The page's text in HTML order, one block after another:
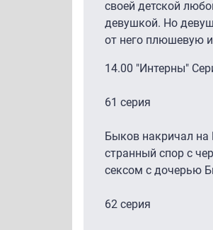
своей детской
девушкой. Но
от него плюшевую
14.00 "Интерны"
61 серия
Быков накричал на
странный спор с
сексом с дочерью
62 серия